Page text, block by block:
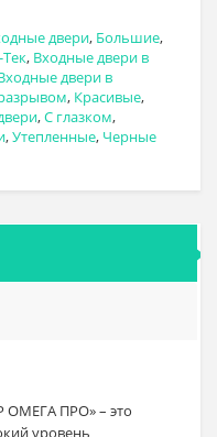
двери, Большие,
, Входные двери в
двери в
, Красивые,
,С глазком,
,Утепленные, Черные
ОМЕГА ПРО» – это
уровень